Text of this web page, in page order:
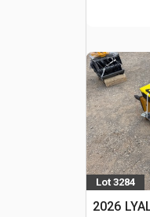
Lot 3284
2026